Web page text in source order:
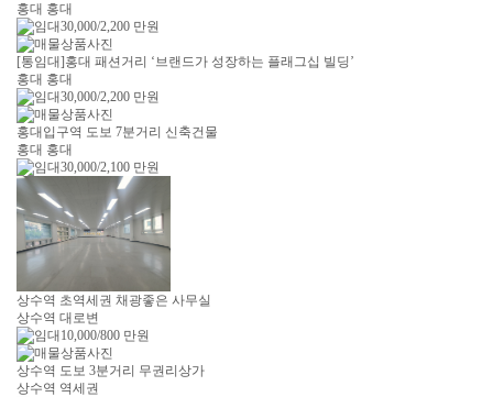
홍대 홍대
30,000/2,200 만원
[통임대]홍대 패션거리 ‘브랜드가 성장하는 플래그십 빌딩’
홍대 홍대
30,000/2,200 만원
홍대입구역 도보 7분거리 신축건물
홍대 홍대
30,000/2,100 만원
상수역 초역세권 채광좋은 사무실
상수역 대로변
10,000/800 만원
상수역 도보 3분거리 무권리상가
상수역 역세권